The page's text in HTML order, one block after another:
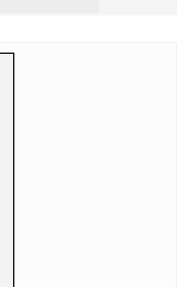
Pojavio se
Radovi počeli
crnih rupa